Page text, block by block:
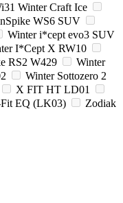
Winter Craft Ice
WS6 SUV
Winter i*cept evo3 SUV
I*Cept X RW10
RS2 W429
Winter
Winter Sottozero 2
X FIT HT LD01
EQ (LK03)
Zodiak